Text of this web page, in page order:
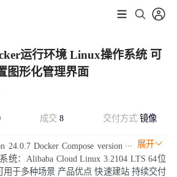
运行环境 Linux操作系统 可
图形化管理界面
成交 8 交付方式镜像
展开
24.0.7 Docker Compose version
统：Alibaba Cloud Linux 3.2104 LTS 64位
用于多种场景 产品优点 快速建站 持续交付